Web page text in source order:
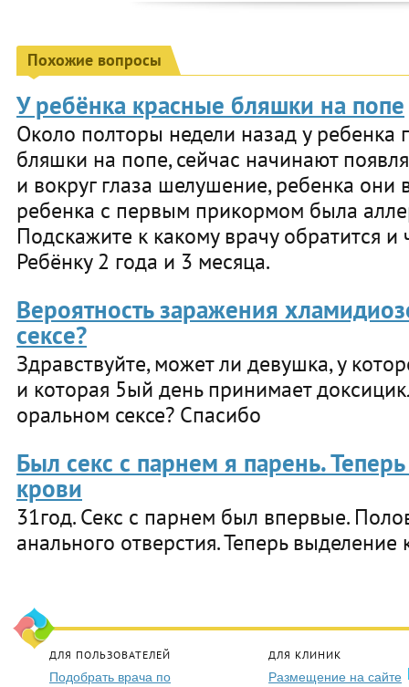
Похожие вопросы
У ребёнка красные бляшки на попе
Около полторы недели назад у ребенка
бляшки на попе, сейчас начинают
и вокруг глаза шелушение, ребенка они
ребенка с первым прикормом была
Подскажите к какому врачу обратится и
Ребёнку 2 года и 3 месяца.
Вероятность заражения
сексе?
Здравствуйте, может ли девушка, у
и которая 5ый день принимает
оральном сексе? Спасибо
Был секс с парнем я парень.
крови
31год. Секс с парнем был впервые.
анального отверстия. Теперь выделение
ДЛЯ ПОЛЬЗОВАТЕЛЕЙ
Подобрать врача по
ДЛЯ КЛИНИК
Размещение на сайте